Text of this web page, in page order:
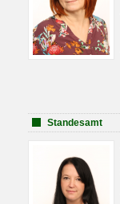
Standesamt